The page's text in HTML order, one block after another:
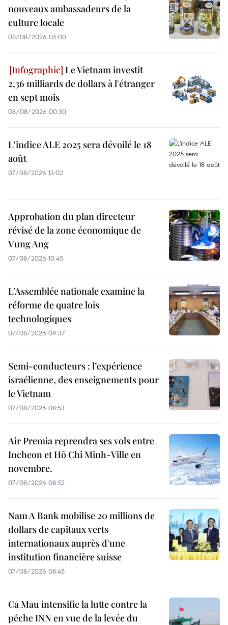
nouveaux ambassadeurs de la
culture locale
08/08/2026 05:00
Le Vietnam investit
2,36 milliards de dollars à l'étranger
en sept mois
08/08/2026 00:30
L'indice ALE 2025 sera dévoilé le 18
août
07/08/2026 13:02
Approbation du plan directeur
révisé de la zone économique de
Vung Ang
07/08/2026 10:45
L’Assemblée nationale examine la
réforme de quatre lois
technologiques
07/08/2026 09:37
Semi-conducteurs : l’expérience
israélienne, des enseignements pour
le Vietnam
07/08/2026 08:53
Air Premia reprendra ses vols entre
Incheon et Hô Chi Minh-Ville en
novembre.
07/08/2026 08:52
Nam A Bank mobilise 20 millions de
dollars de capitaux verts
internationaux auprès d'une
institution financière suisse
07/08/2026 08:45
Ca Mau intensifie la lutte contre la
pêche INN en vue de la levée du